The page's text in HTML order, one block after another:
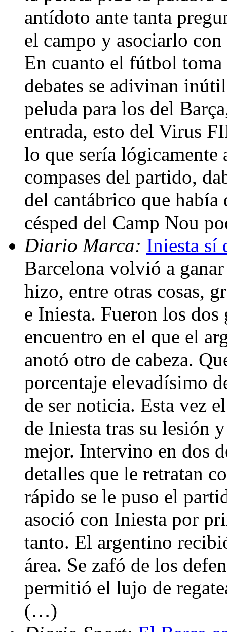
antídoto ante tanta
el campo y asociarlo
En cuanto el fútbol
debates se adivinan
peluda para los del
entrada, esto del Virus
lo que sería lógicamente
compases del partido,
del cantábrico que
césped del Camp Nou
Diario Marca: Iniesta sí
Barcelona volvió a
hizo, entre otras cosas,
e Iniesta. Fueron los
encuentro en el que el
anotó otro de cabeza.
porcentaje elevadísimo
de ser noticia. Esta vez
de Iniesta tras su lesión
mejor. Intervino en dos
detalles que le retratan
rápido se le puso el
asoció con Iniesta por
tanto. El argentino
área. Se zafó de los
permitió el lujo de
(…)